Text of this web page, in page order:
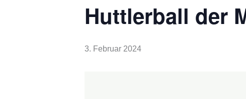
Huttlerball der
3. Februar 2024